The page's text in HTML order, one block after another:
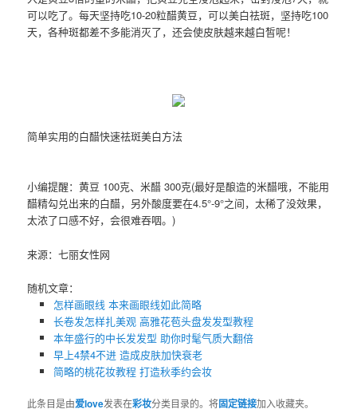
可以吃了。每天坚持吃10-20粒醋黄豆，可以美白祛斑，坚持吃100
天，各种斑都差不多能消灭了，还会使皮肤越来越白皙呢！
简单实用的白醋快速祛斑美白方法
小编提醒：黄豆 100克、米醋 300克(最好是酿造的米醋哦，不能用
醋精勾兑出来的白醋，另外酸度要在4.5°-9°之间，太稀了没效果，
太浓了口感不好，会很难吞咽。)
来源：七丽女性网
随机文章：
怎样画眼线 本来画眼线如此简略
长卷发怎样扎美观 高雅花苞头盘发发型教程
本年盛行的中长发发型 助你时髦气质大翻倍
早上4禁4不进 造成皮肤加快衰老
简略的桃花妆教程 打造秋季约会妆
此条目是由爱love发表在彩妆分类目录的。将固定链接加入收藏夹。